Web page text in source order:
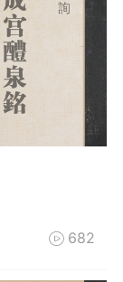
 682